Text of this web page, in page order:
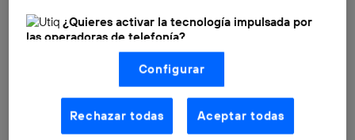
Soluciones de backup hay muchas. Los sistemas
operativos más recientes ofrecen su propia
¿Quieres activar la tecnología impulsada por
las operadoras de telefonía?
Nosotros, Telefónica S.A., utilizamos la tecnología Utiq para
realizar nuestras acciones de marketing digital o análisis
(como se describe en este aviso de consentimiento)
basadas en tu navegación en nuestra(s) web(s)
aquí(solo cuando utilizas una conexión a
internet habilitada , proporcionada por una de las
Configurar
Rechazar todas Aceptar todas